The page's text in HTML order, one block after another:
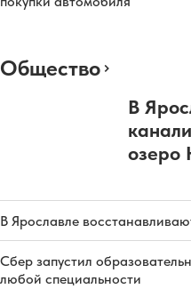
Общество
В
озеро
В Ярославле
Сбер запустил
любой специальности